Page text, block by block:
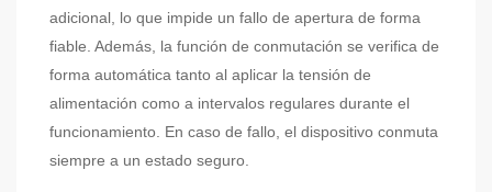
adicional, lo que impide un fallo de apertura de forma
fiable. Además, la función de conmutación se verifica de
forma automática tanto al aplicar la tensión de
alimentación como a intervalos regulares durante el
funcionamiento. En caso de fallo, el dispositivo conmuta
siempre a un estado seguro.